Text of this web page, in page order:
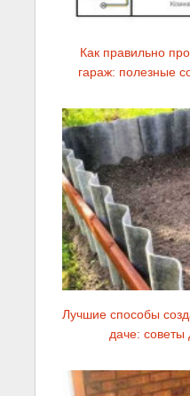
Как правильно
гараж: полезные
Лучшие способы
даче: